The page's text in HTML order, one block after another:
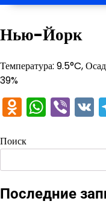
Нью-Йорк
Температура: 9.5°C,
39%
Поиск
Последние